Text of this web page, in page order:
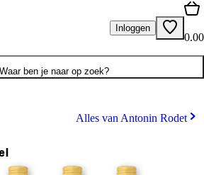
Inloggen
0.00
Waar ben je naar op zoek?
Alles van Antonin Rodet